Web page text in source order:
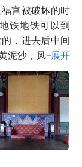
宫被破坏的时
铁地铁可以到
，进去后中间
泥沙，风一...
展开